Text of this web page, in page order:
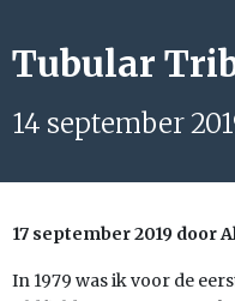
Tubular
14 september
17 september 2019 door
In 1979 was ik voor de